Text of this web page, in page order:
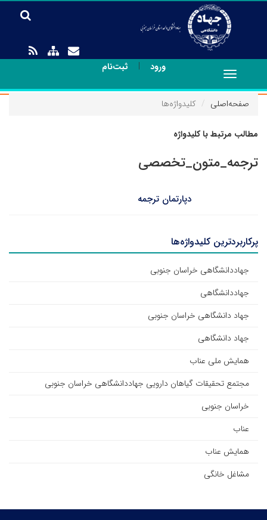
ورود | ثبت‌نام
Toggle
navigation
صفحه‌اصلی
کلیدواژه‌ها
مطالب مرتبط با کلیدواژه
ترجمه_متون_تخصصی
دپارتمان ترجمه
پرکاربردترین کلیدواژه‌ها
جهاددانشگاهی خراسان جنوبی
جهاددانشگاهی
جهاد دانشگاهی خراسان جنوبی
جهاد دانشگاهی
همایش ملی عناب
مجتمع تحقیقات گیاهان دارویی جهاددانشگاهی خراسان جنوبی
خراسان جنوبی
عناب
همایش عناب
مشاغل خانگی